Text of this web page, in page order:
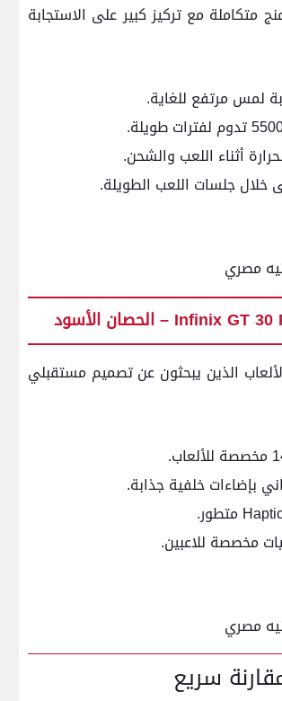
متكاملة مع تركيز كبير على الاستجابة
لمس مرتفع للغاية.
أثناء اللعب والشحن.
خلال جلسات اللعب الطويلة.
الذين يبحثون عن تصميم مستقبلي
بإضاءات خلفية جذابة.
مخصصة للاعبين.
سريع